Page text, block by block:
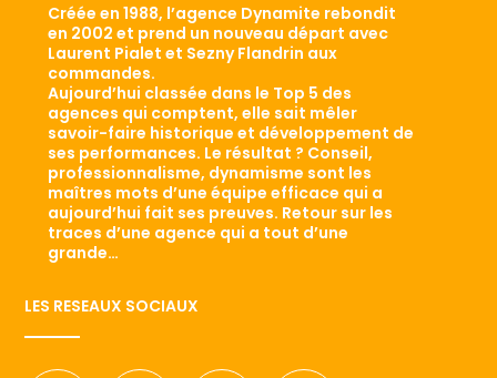
Créée en 1988, l’agence Dynamite rebondit
en 2002 et prend un nouveau départ avec
Laurent Pialet et Sezny Flandrin aux
commandes.
Aujourd’hui classée dans le Top 5 des
agences qui comptent, elle sait mêler
savoir-faire historique et développement de
ses performances. Le résultat ? Conseil,
professionnalisme, dynamisme sont les
maîtres mots d’une équipe efficace qui a
aujourd’hui fait ses preuves. Retour sur les
traces d’une agence qui a tout d’une
grande…
LES RESEAUX SOCIAUX